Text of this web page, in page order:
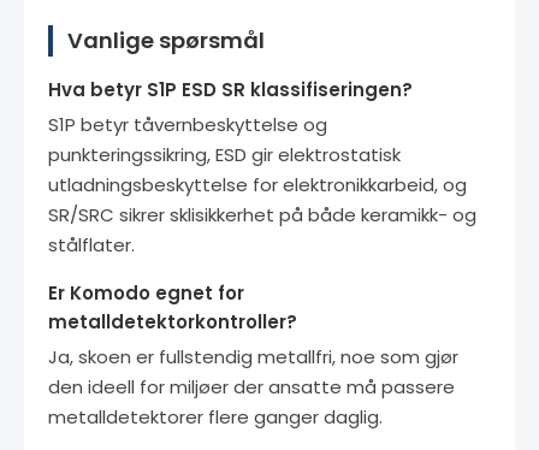
Vanlige spørsmål
Hva betyr S1P ESD SR klassifiseringen?
S1P betyr tåvernbeskyttelse og
punkteringssikring, ESD gir elektrostatisk
utladningsbeskyttelse for elektronikkarbeid, og
SR/SRC sikrer sklisikkerhet på både keramikk- og
stålflater.
Er Komodo egnet for
metalldetektorkontroller?
Ja, skoen er fullstendig metallfri, noe som gjør
den ideell for miljøer der ansatte må passere
metalldetektorer flere ganger daglig.